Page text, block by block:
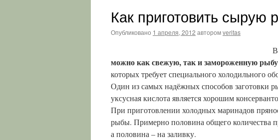
Как приготовить сырую
Опубликовано 1 апреля, 2012 авторомveritas
можно как свежую, так и замороженную
которых требует специального холодильного
Один из самых надёжных способов заготовки
уксусная кислота является хорошим
При приготовлении холодных маринадов
рыбы. Примерно половина общего количества
а половина – на заливку.